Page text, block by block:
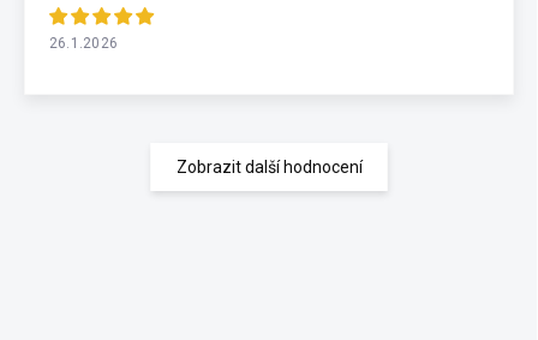
26.1.2026
Zobrazit další hodnocení